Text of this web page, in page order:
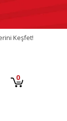
Keşfet!
0